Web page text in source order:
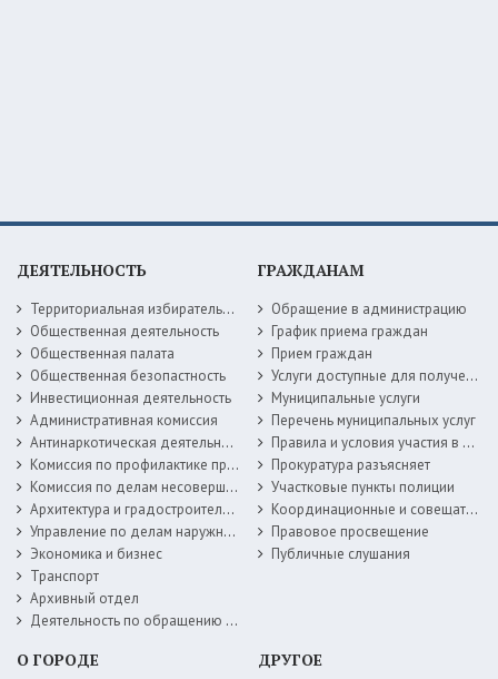
ДЕЯТЕЛЬНОСТЬ
Территориальная избирательная комиссия
Общественная деятельность
Общественная палата
Общественная безопастность
Инвестиционная деятельность
Административная комиссия
Антинаркотическая деятельность
Комиссия по профилактике правонарушений
Комиссия по делам несовершеннолетних
Архитектура и градостроительство
Управление по делам наружной рекламы
Экономика и бизнес
Транспорт
Архивный отдел
Деятельность по обращению с животными без владельцев
ГРАЖДАНАМ
Обращение в администрацию
График приема граждан
Прием граждан
Услуги доступные для получения в электронной форме
Муниципальные услуги
Перечень муниципальных услуг
Правила и условия участия в жилищных программах
Прокуратура разъясняет
Участковые пункты полиции
Координационные и совещательные органы
Правовое просвещение
Публичные слушания
О ГОРОДЕ ДРУГОЕ